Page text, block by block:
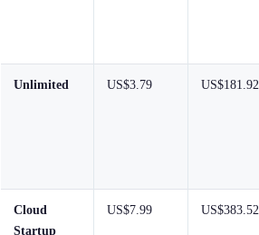
Unlimited US$3.79 US$181.92
Cloud
Startup
US$7.99 US$383.52